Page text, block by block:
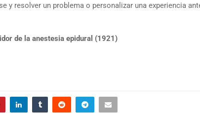
y resolver un problema o personalizar una experiencia
de la anestesia epidural (1921)